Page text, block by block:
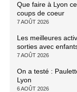
Que faire à Lyon
coups de coeur
7 AOÛT 2026
Les meilleures
sorties avec
7 AOÛT 2026
On a testé :
Lyon
6 AOÛT 2026